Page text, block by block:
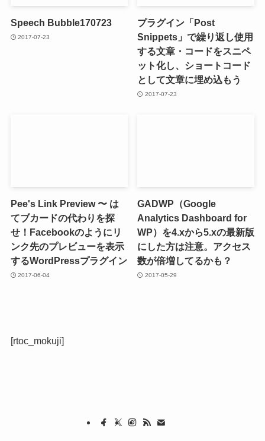
Speech Bubble170723
2017-07-23
プラグイン「Post
Snippets」で繰り返し使用
する文章・コードをスニペ
ット化し、ショートコード
として文章に埋め込もう
2017-07-23
Pee's Link Preview 〜 は
てブカードの代わりを探
せ！Facebookのようにリ
ンク先のプレビューを表示
するWordPressプラグイン
2017-06-04
GADWP（Google
Analytics Dashboard for
WP）を4.xから5.xの最新版
にした方は注意。アクセス
数が倍増してるかも？
2017-05-29
[rtoc_mokuji]